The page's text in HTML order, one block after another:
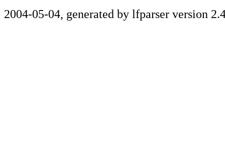
2004-05-04, generated by lfparser version